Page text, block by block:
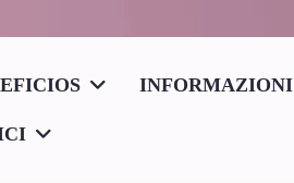
INFORMAZIONI